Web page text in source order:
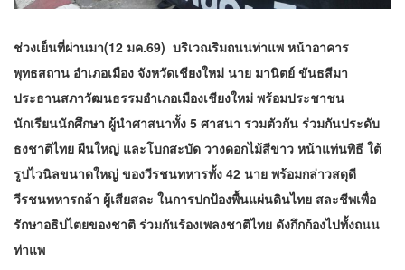
ช่วงเย็นที่ผ่านมา(12 มค.69) บริเวณริมถนนท่าแพ หน้าอาคาร
พุทธสถาน อำเภอเมือง จังหวัดเชียงใหม่ นาย มานิตย์ ขันธสีมา
ประธานสภาวัฒนธรรมอำเภอเมืองเชียงใหม่ พร้อมประชาชน
นักเรียนนักศึกษา ผู้นำศาสนาทั้ง 5 ศาสนา รวมตัวกัน ร่วมกันประดับ
ธงชาติไทย ผืนใหญ่ และโบกสะบัด วางดอกไม้สีขาว หน้าแท่นพิธี ใต้
รูปไวนิลขนาดใหญ่ ของวีรชนทหารทั้ง 42 นาย พร้อมกล่าวสดุดี
วีรชนทหารกล้า ผู้เสียสละ ในการปกป้องพื้นแผ่นดินไทย สละชีพเพื่อ
รักษาอธิปไตยของชาติ ร่วมกันร้องเพลงชาติไทย ดังกึกก้องไปทั้งถนน
ท่าแพ